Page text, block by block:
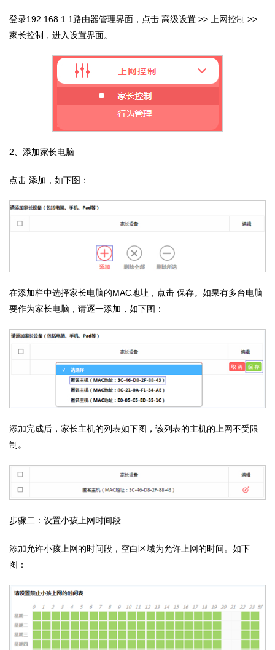
登录192.168.1.1路由器管理界面，点击 高级设置 >> 上网控制 >>
家长控制，进入设置界面。
2、添加家长电脑
点击 添加，如下图：
在添加栏中选择家长电脑的MAC地址，点击 保存。如果有多台电脑
要作为家长电脑，请逐一添加，如下图：
添加完成后，家长主机的列表如下图，该列表的主机的上网不受限
制。
步骤二：设置小孩上网时间段
添加允许小孩上网的时间段，空白区域为允许上网的时间。如下
图：